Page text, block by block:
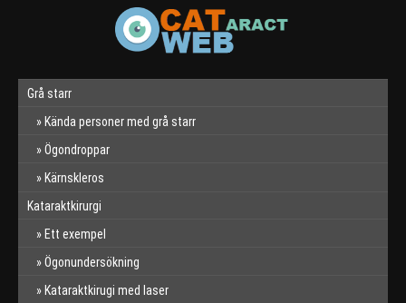
Grå starr
Kända personer med grå starr
Ögondroppar
Kärnskleros
Kataraktkirurgi
Ett exempel
Ögonundersökning
Kataraktkirugi med laser